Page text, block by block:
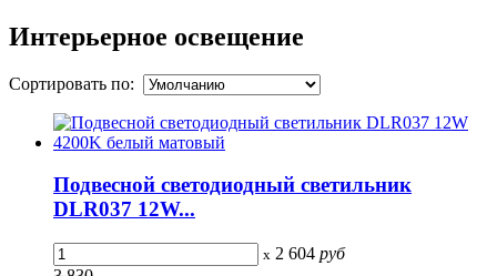
Интерьерное освещение
Сортировать по:
Подвесной светодиодный светильник
DLR037 12W...
x 2 604 руб